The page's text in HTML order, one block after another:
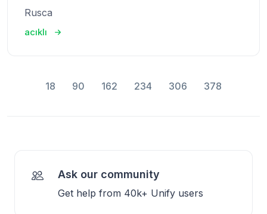
Rusca
acıklı
18 90 162 234 306 378
Ask our community
Get help from 40k+ Unify users